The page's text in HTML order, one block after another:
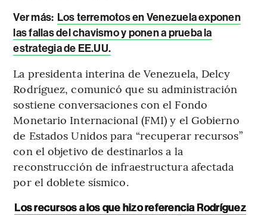
Ver más: Los terremotos en Venezuela exponen
las fallas del chavismo y ponen a prueba la
estrategia de EE.UU.
La presidenta interina de Venezuela, Delcy
Rodríguez, comunicó que su administración
sostiene conversaciones con el Fondo
Monetario Internacional (FMI) y el Gobierno
de Estados Unidos para “recuperar recursos”
con el objetivo de destinarlos a la
reconstrucción de infraestructura afectada
por el doblete sísmico.
Los recursos a los que hizo referencia Rodríguez